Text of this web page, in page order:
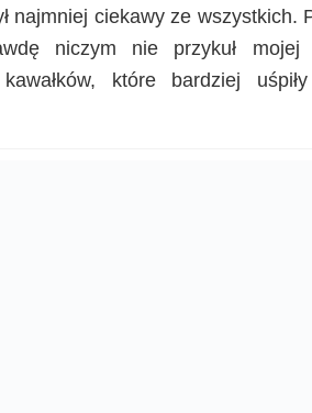
najmniej ciekawy ze wszystkich.
niczym nie przykuł
kawałków, które bardziej